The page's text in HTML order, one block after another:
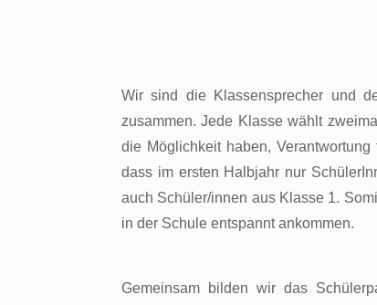
Wir sind die Klassensprecher und
zusammen. Jede Klasse wählt
die Möglichkeit haben,
dass im ersten Halbjahr nur
auch Schüler/innen aus Klasse 1.
in der Schule entspannt ankommen.
Gemeinsam bilden wir das